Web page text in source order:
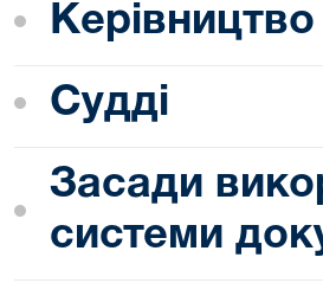
Керівництво
Судді
Засади
системи